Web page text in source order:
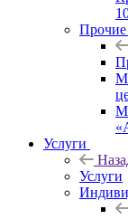
Услуги
Услуги